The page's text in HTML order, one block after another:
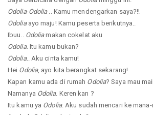
Odolia-Odolia.. Kamu mendengarkan saya?!!
Odoliaayo maju! Kamu peserta berikutnya..
Ibuu.. Odoliamakan cokelat aku
Odolia. Itu kamu bukan?
Odolia.. Aku cinta kamu!
Hei Odolia, ayo kita berangkat sekarang!
Kapan kamu ada di rumah Odolia? Saya mau
Namanya Odolia. Keren kan ?
Itu kamu ya Odolia. Aku sudah mencari ke mana-